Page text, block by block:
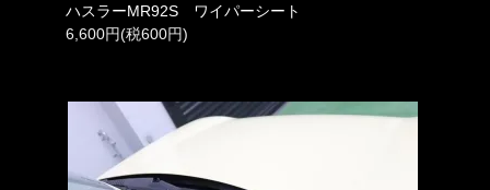
ハスラーMR92S ワイパーシート
6,600円(税600円)